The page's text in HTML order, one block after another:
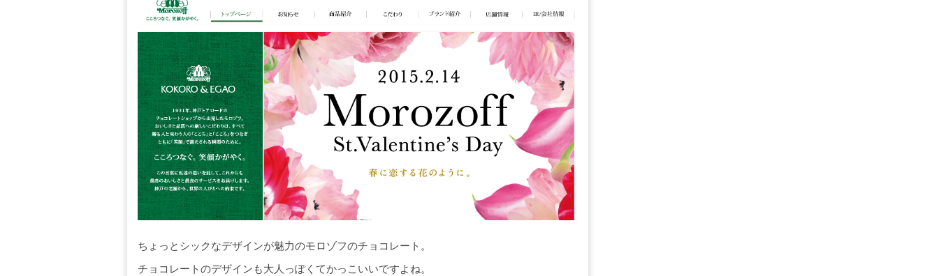
ちょっとシックなデザインが魅力のモロゾフのチョコレート。
チョコレートのデザインも大人っぽくてかっこいいですよね。